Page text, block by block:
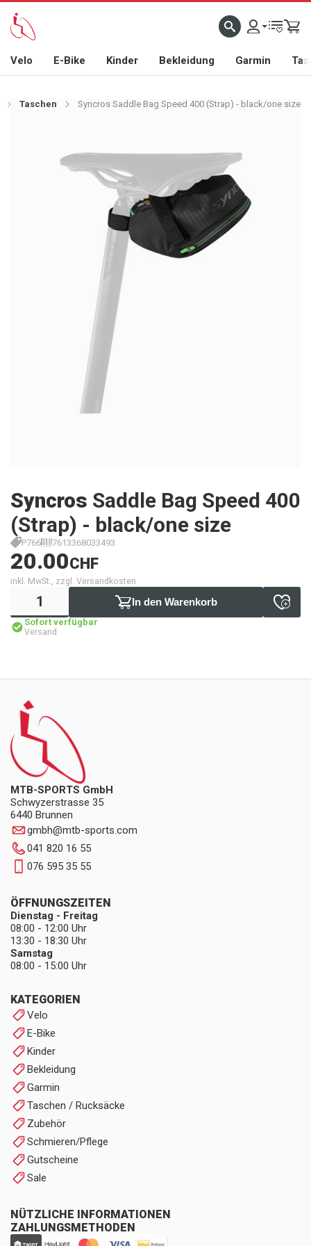
Velo E-Bike Kinder Bekleidung Garmin
Taschen Syncros Saddle Bag Speed 400 (Strap) - black/one size
Syncros Saddle Bag Speed 400
(Strap) - black/one size
P766 7613368033493
20.00CHF
inkl. MwSt., zzgl. Versandkosten
In den Warenkorb
Sofort verfügbar
Versand
MTB-SPORTS GmbH
Schwyzerstrasse 35
6440 Brunnen
gmbh@mtb-sports.com
041 820 16 55
076 595 35 55
KATEGORIEN
Velo
E-Bike
Kinder
Bekleidung
Garmin
Taschen / Rucksäcke
Zubehör
Schmieren/Pflege
Gutscheine
Sale
NÜTZLICHE INFORMATIONEN
ZAHLUNGSMETHODEN
ÖFFNUNGSZEITEN
Dienstag - Freitag
08:00 - 12:00 Uhr
13:30 - 18:30 Uhr
Samstag
08:00 - 15:00 Uhr